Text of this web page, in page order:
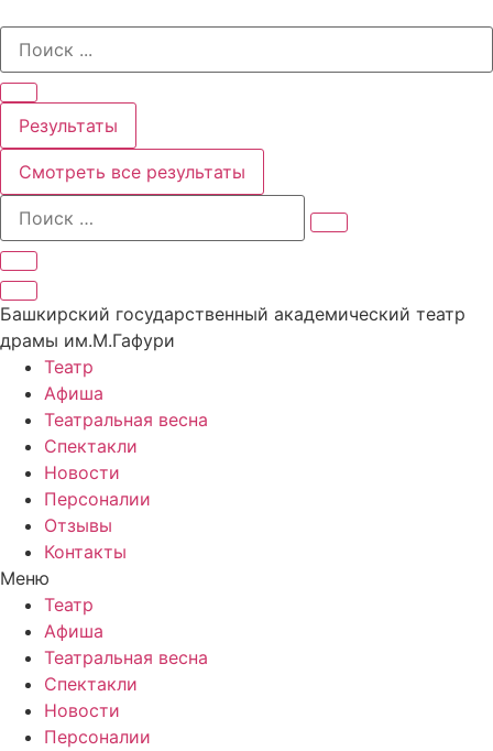
содержимому
Search
Результаты
Смотреть все результаты
Башкирский государственный академический театр
драмы им.М.Гафури
Театр
Афиша
Театральная весна
Спектакли
Новости
Персоналии
Отзывы
Контакты
Меню
Театр
Афиша
Театральная весна
Спектакли
Новости
Персоналии